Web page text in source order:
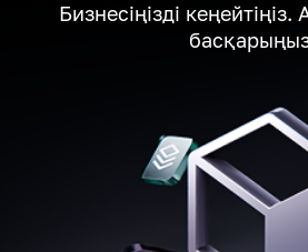
Бизнесіңізді кеңейтіңіз.